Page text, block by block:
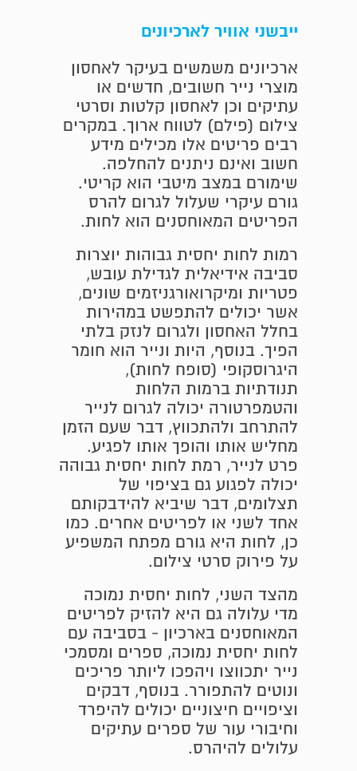
ייבשני אוויר לארכיונים
ארכיונים משמשים בעיקר לאחסון
מוצרי נייר חשובים, חדשים או
עתיקים וכן לאחסון קלטות וסרטי
צילום (פילם) לטווח ארוך. במקרים
רבים פריטים אלו מכילים מידע
חשוב ואינם ניתנים להחלפה.
שימורם במצב מיטבי הוא קריטי.
גורם עיקרי שעלול לגרום להרס
הפריטים המאוחסנים הוא לחות.
רמות לחות יחסית גבוהות יוצרות
סביבה אידיאלית לגדילת עובש,
פטריות ומיקרואורגניזמים שונים,
אשר יכולים להתפשט במהירות
בחלל האחסון ולגרום לנזק בלתי
הפיך. בנוסף, היות ונייר הוא חומר
היגרוסקופי (סופח לחות),
תנודתיות ברמות הלחות
והטמפרטורה יכולה לגרום לנייר
להתרחב ולהתכווץ, דבר שעם הזמן
מחליש אותו והופך אותו לפגיע.
פרט לנייר, רמת לחות יחסית גבוהה
יכולה לפגוע גם בציפוי של
תצלומים, דבר שיביא להידבקותם
אחד לשני או לפריטים אחרים. כמו
כן, לחות היא גורם מפתח המשפיע
על פירוק סרטי צילום.
מהצד השני, לחות יחסית נמוכה
מדי עלולה גם היא להזיק לפריטים
המאוחסנים בארכיון - בסביבה עם
לחות יחסית נמוכה, ספרים ומסמכי
נייר יתכווצו ויהפכו ליותר פריכים
ונוטים להתפורר. בנוסף, דבקים
וציפויים חיצוניים יכולים להיפרד
וחיבורי עור של ספרים עתיקים
עלולים להיהרס.